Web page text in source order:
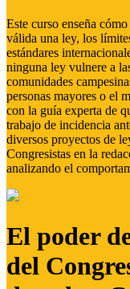
Este curso enseña
válida una ley, los
estándares
ninguna ley vulnere a
comunidades
personas mayores o el
con la guía experta de
trabajo de incidencia
diversos proyectos de
Congresistas en la
analizando el
El poder
del